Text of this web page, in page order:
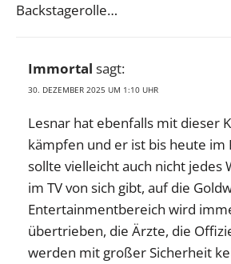
Backstagerolle…
Immortal sagt:
30. DEZEMBER 2025 UM 1:10 UHR
Lesnar hat ebenfalls mit dieser
kämpfen und er ist bis heute im
sollte vielleicht auch nicht jedes
im TV von sich gibt, auf die
Entertainmentbereich wird
übertrieben, die Ärzte, die
werden mit großer Sicherheit